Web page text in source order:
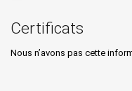
Certificats
Nous n’avons pas cette